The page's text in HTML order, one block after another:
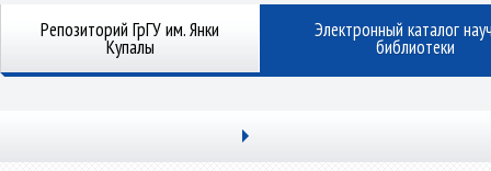
Репозиторий ГрГУ им. Янки
Купалы
Электронный каталог
библиотеки